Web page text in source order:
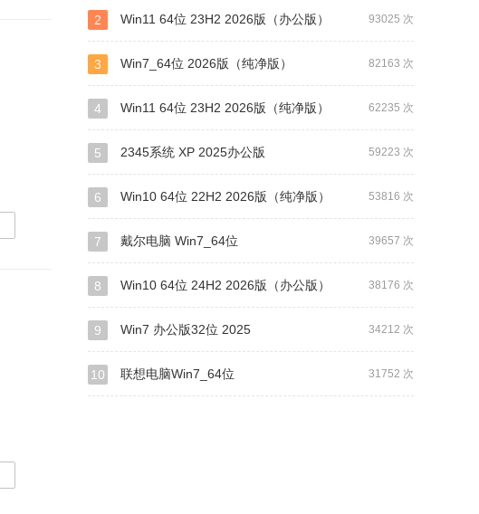
93025 次
2 Win11 64位 23H2 2026版（办公版）
82163 次
3 Win7_64位 2026版（纯净版）
62235 次
4 Win11 64位 23H2 2026版（纯净版）
59223 次
5 2345系统 XP 2025办公版
53816 次
6 Win10 64位 22H2 2026版（纯净版）
39657 次
7 戴尔电脑 Win7_64位
38176 次
8 Win10 64位 24H2 2026版（办公版）
34212 次
9 Win7 办公版32位 2025
31752 次
10 联想电脑Win7_64位